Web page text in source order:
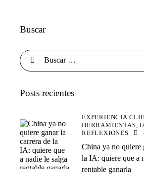
Buscar
Posts recientes
EXPERIENCIA
HERRAMIENTAS,
REFLEXIONES
China ya no quiere
la IA: quiere que a
rentable ganarla